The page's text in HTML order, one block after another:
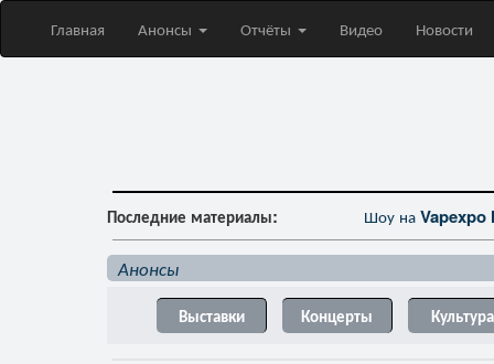
Главная Анонсы Отчёты Видео Новости
Последние материалы: Шоу наVapexpo
Анонсы
Выставки Концерты Культура